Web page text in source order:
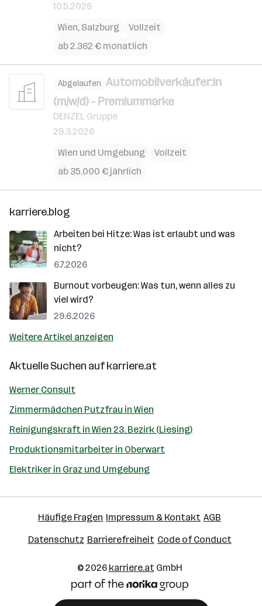
10.5.2026
Wien, Salzburg
Vollzeit
ab 2.362 € monatlich
Abgelaufen Automobilverkäufer:in
(m/w/d) - Premiummarke
DENZEL Gruppe
29.3.2026
Wien und Umgebung
Vollzeit
ab 35.000 € jährlich
karriere.blog
Arbeiten bei Hitze: Was ist erlaubt und was
nicht?
6.7.2026
Burnout vorbeugen: Was tun, wenn alles zu
viel wird?
29.6.2026
Weitere Artikel anzeigen
Aktuelle Suchen aufkarriere.at
Werner Consult
Zimmermädchen Putzfrau in Wien
Reinigungskraft in Wien 23. Bezirk (Liesing)
Produktionsmitarbeiter in Oberwart
Elektriker in Graz und Umgebung
Häufige Fragen Impressum & Kontakt AGB
Datenschutz Barrierefreiheit Code of Conduct
© 2026 karriere.at GmbH